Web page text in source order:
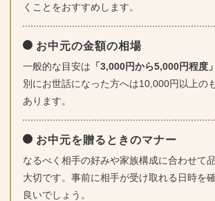
くことをおすすめします。
お中元の金額の相場
一般的な目安は 「3,000円から5,000円程度」
別にお世話になった方へは10,000円以上の
あります。
お中元を贈るときのマナー
なるべく相手の好みや家族構成に合わせて
大切です。事前に相手が受け取れる日時を
良いでしょう。